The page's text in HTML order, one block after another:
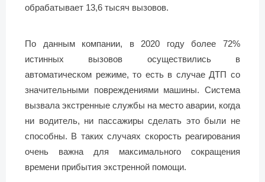
обрабатывает 13,6 тысяч вызовов.
По данным компании, в 2020 году более 72%
истинных вызовов осуществились в
автоматическом режиме, то есть в случае ДТП со
значительными повреждениями машины. Система
вызвала экстренные службы на место аварии, когда
ни водитель, ни пассажиры сделать это были не
способны. В таких случаях скорость реагирования
очень важна для максимального сокращения
времени прибытия экстренной помощи.